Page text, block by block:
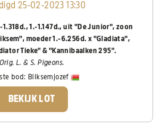
25-02-2023 13:30
1.-1.147d., uit "De Junior", zoon
moeder 1.-6.256d. x "Gladiata",
Tieke" & "Kannibaalken 295".
Orig. L. & S. Pigeons.
bod: Bliksemjozef
BEKIJK LOT